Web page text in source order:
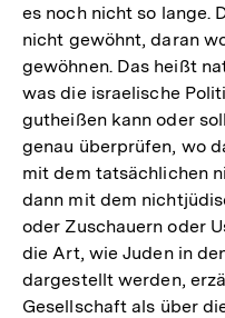
es noch nicht so lange.
nicht gewöhnt, daran
gewöhnen. Das heißt
was die israelische
gutheißen kann oder
genau überprüfen, wo
mit dem tatsächlichen
dann mit dem
oder Zuschauern oder
die Art, wie Juden in
dargestellt werden,
Gesellschaft als über